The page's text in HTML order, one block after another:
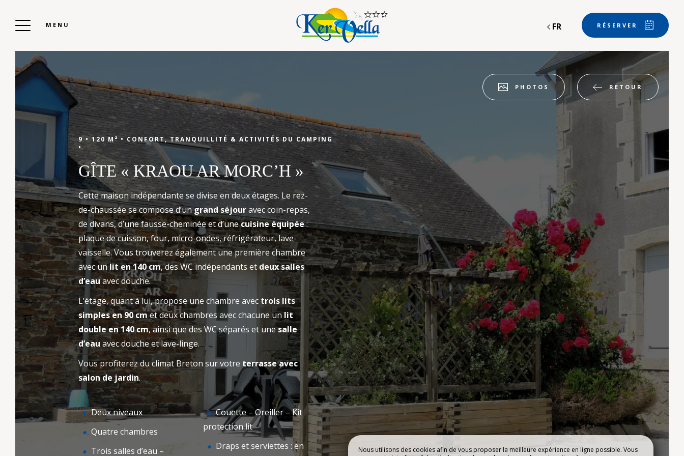
MENU RÉSERVER
FR
BIENVENUE NOTRE CAMPING NOS HÉBERGEMENTS
NOTRE ESPACE
AQUATIQUE
CAMPING KERVELLA
Réserver Votre
Séjour
Prêt à vivre des vacances inoubliables ?
Réservez dès maintenant votre mobil-home,
gîte ou emplacement au Camping Kervella.
Contactez-nous pour plus d’informations ou
pour organiser votre séjour en Bretagne.
Arrivée
Arrivée
RÉSERVER
PHOTOS RETOUR
9 •120 M² •CONFORT, TRANQUILLITÉ & ACTIVITÉS DU CAMPING
•
GÎTE « KRAOU AR MORC’H »
Cette maison indépendante se divise en deux étages. Le rez-
de-chaussée se compose d’ungrand séjouravec coin-repas,
de divans, d’une fausse-cheminée et d’unecuisine équipée:
plaque de cuisson, four, micro-ondes, réfrigérateur, lave-
vaisselle. Vous trouverez également une première chambre
avec unlit en 140 cm, des WC indépendants et deux salles
d’eauavec douche.
L’étage, quant à lui, propose une chambre avec trois lits
simples en 90 cmet deux chambres avec chacune unlit
double en 140 cm, ainsi que des WC séparés et unesalle
d’eauavec douche et lave-linge.
Vous profiterez du climat Breton sur votre terrasse avec
salon de jardin.
Deux niveaux
Quatre chambres
Trois salles d’eau –
Couette – Oreiller – Kit
protection lit
Draps et serviettes : en
Nous utilisons des cookies afin de vous proposer la meilleure expérience en ligne possible. Vous